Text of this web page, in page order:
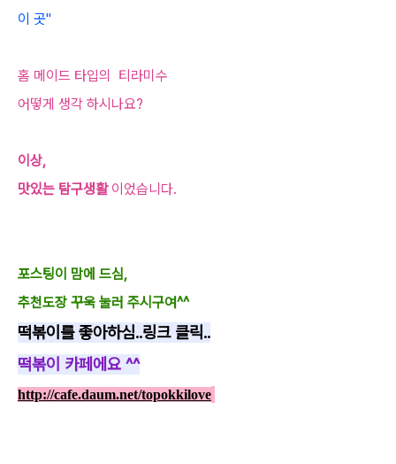
이 곳"
홈 메이드 타입의 티라미수
어떻게 생각 하시나요?
이상,
맛있는 탐구생활 이었습니다.
포스팅이 맘에 드심,
추천도장 꾸욱 눌러 주시구여^^
떡볶이를 좋아하심..링크 클릭..
떡볶이 카페에요 ^^
http://cafe.daum.net/topokkilove